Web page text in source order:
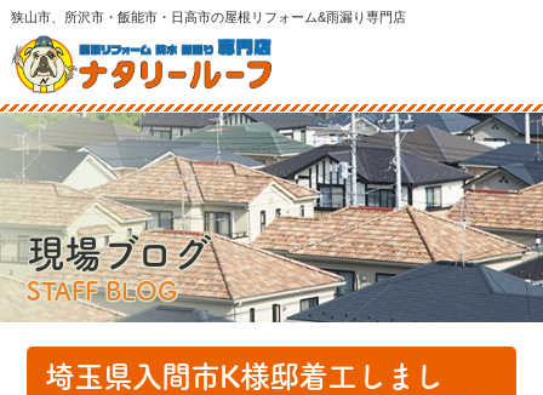
狭山市、所沢市・飯能市・日高市の屋根リフォーム&雨漏り専門店
現場ブログ
STAFF BLOG
埼玉県入間市K様邸着工しまし